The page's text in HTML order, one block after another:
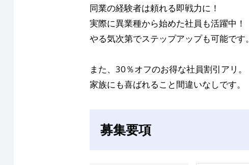
同業の経験者は頼れる即戦力に！
実際に異業種から始めた社員も活躍中！
やる気次第でステップアップも可能です。
また、30％オフのお得な社員割引アリ。
家族にも喜ばれること間違いなしです。
募集要項